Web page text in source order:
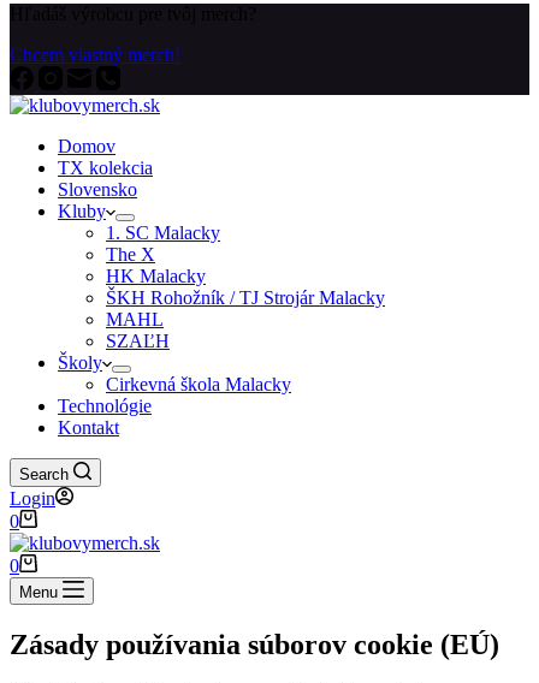
Chcem vlastný merch!
Domov
TX kolekcia
Slovensko
Kluby
1. SC Malacky
The X
HK Malacky
ŠKH Rohožník / TJ Strojár Malacky
MAHL
SZAĽH
Školy
Cirkevná škola Malacky
Technológie
Kontakt
Search
Login
Shopping
cart
0
Shopping
cart
0
Menu
Zásady používania súborov cookie (EÚ)